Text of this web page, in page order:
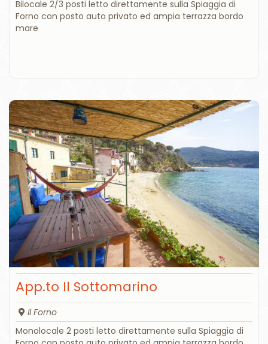
Bilocale 2/3 posti letto direttamente sulla Spiaggia di
Forno con posto auto privato ed ampia terrazza bordo
mare
App.to Il Sottomarino
Il Forno
Monolocale 2 posti letto direttamente sulla Spiaggia di